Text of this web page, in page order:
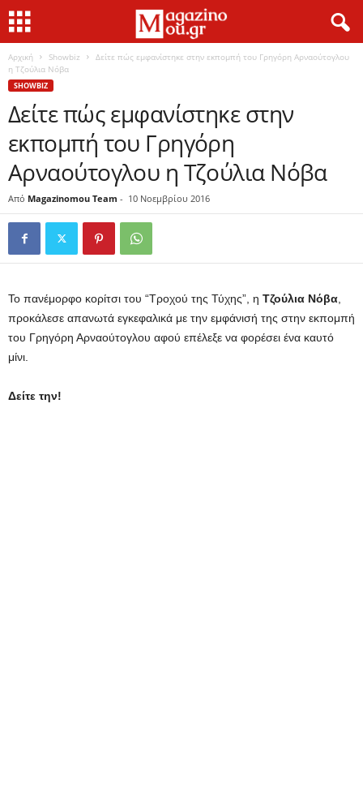
Αρχική Showbiz
Δείτε πώς εμφανίστηκε στην εκπομπή του Γρηγόρη Αρναούτογλου
η Τζούλια Νόβα
SHOWBIZ
Δείτε πώς εμφανίστηκε στην
εκπομπή του Γρηγόρη
Αρναούτογλου η Τζούλια Νόβα
Από Magazinomou Team - 10 Νοεμβρίου 2016
Το πανέμορφο κορίτσι του “Τροχού της Τύχης”, η Τζούλια Νόβα
προκάλεσε απανωτά εγκεφαλικά με την εμφάνισή της στην εκπομπή
του Γρηγόρη Αρναούτογλου αφού επέλεξε να φορέσει ένα καυτό
μίνι.
Δείτε την!